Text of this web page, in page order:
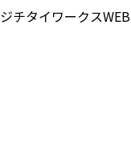
ジチタイワークスWEB